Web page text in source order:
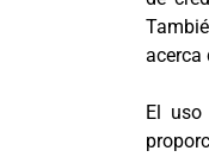
acerca
El